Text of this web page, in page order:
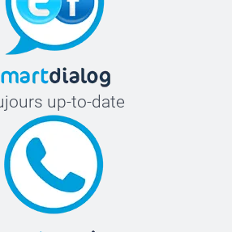
up-to-date